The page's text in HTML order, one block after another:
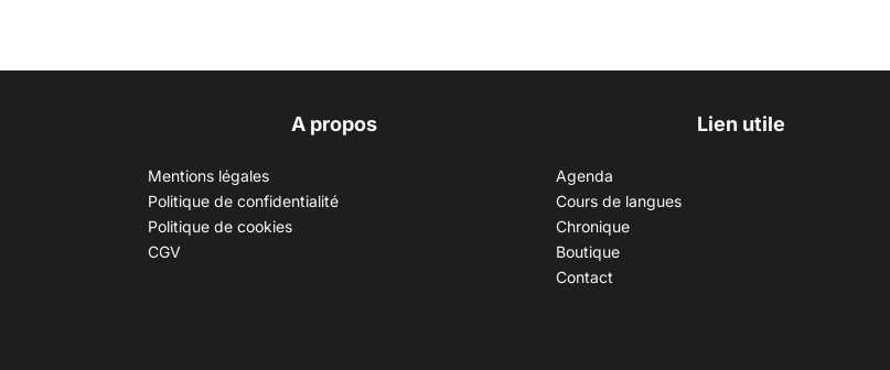
A propos
Mentions légales
Politique de confidentialité
Politique de cookies
CGV
Lien utile
Agenda
Cours de langues
Chronique
Boutique
Contact